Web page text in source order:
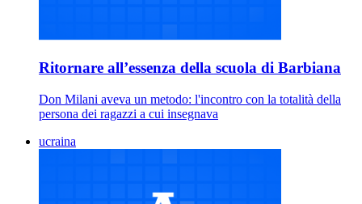
Ritornare all’essenza della scuola di Barbiana
Don Milani aveva un metodo: l'incontro con la totalità della
persona dei ragazzi a cui insegnava
ucraina